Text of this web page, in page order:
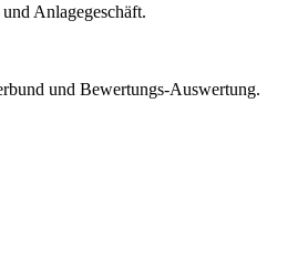
Anlagegeschäft.
und Bewertungs-Auswertung.